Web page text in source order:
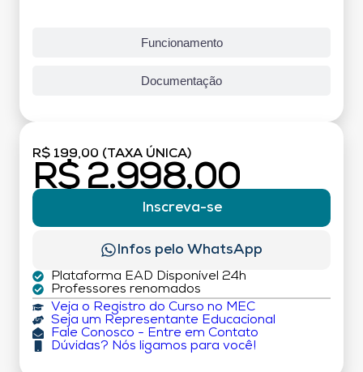
Funcionamento
Documentação
R$ 199,00 (TAXA ÚNICA)
R$ 2.998,00
Inscreva-se
Infos pelo WhatsApp
Plataforma EAD Disponível 24h
Professores renomados
Veja o Registro do Curso no MEC
Seja um Representante Educacional
Fale Conosco - Entre em Contato
Dúvidas? Nós ligamos para você!